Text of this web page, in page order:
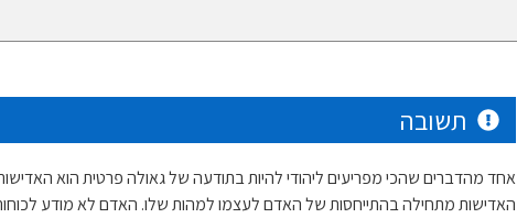
תשובה
אחד מהדברים שהכי מפריעים ליהודי להיות בתודעה של גאולה פרטית הוא האדישות
האדישות מתחילה בהתייחסות של האדם לעצמו למהות שלו. האדם לא מודע